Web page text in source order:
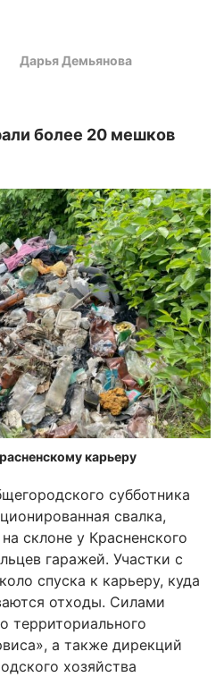
Дарья Демьянова
более 20 мешков
карьеру
субботника
свалка,
склоне у Красненского
гаражей. Участки с
спуска к карьеру, куда
отходы. Силами
территориального
а также дирекций
хозяйства